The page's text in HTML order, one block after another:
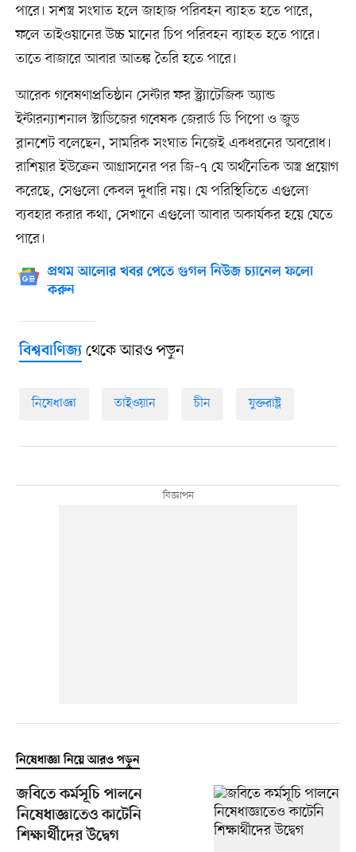
পারে। সশস্ত্র সংঘাত হলে জাহাজ পরিবহন ব্যাহত হতে পারে,
ফলে তাইওয়ানের উচ্চ মানের চিপ পরিবহন ব্যাহত হতে পারে।
তাতে বাজারে আবার আতঙ্ক তৈরি হতে পারে।
আরেক গবেষণাপ্রতিষ্ঠান সেন্টার ফর স্ট্র্যাটেজিক অ্যান্ড
ইন্টারন্যাশনাল স্টাডিজের গবেষক জেরার্ড ডি পিপো ও জুড
ব্লানশেট বলেছেন, সামরিক সংঘাত নিজেই একধরনের অবরোধ।
রাশিয়ার ইউক্রেন আগ্রাসনের পর জি–৭ যে অর্থনৈতিক অস্ত্র প্রয়োগ
করেছে, সেগুলো কেবল দুধারি নয়। যে পরিস্থিতিতে এগুলো
ব্যবহার করার কথা, সেখানে এগুলো আবার অকার্যকর হয়ে যেতে
পারে।
প্রথম আলোর খবর পেতে গুগল নিউজ চ্যানেল ফলো
করুন
বিশ্ববাণিজ্যথেকে আরও পড়ুন
নিষেধাজ্ঞা তাইওয়ান চীন যুক্তরাষ্ট্র
নিষেধাজ্ঞা নিয়ে আরও পড়ুন
জবিতে কর্মসূচি পালনে
নিষেধাজ্ঞাতেও কাটেনি
শিক্ষার্থীদের উদ্বেগ